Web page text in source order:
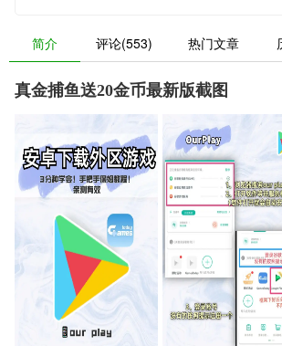
简介 评论(553) 热门文章
真金捕鱼送20金币最新版截图